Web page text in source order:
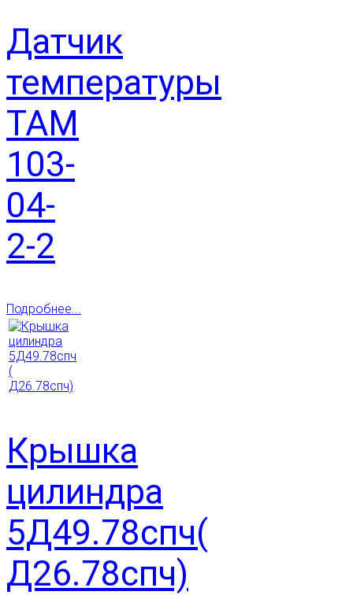
Датчик
температуры
ТАМ
103-
04-
2-2
Подробнее...
Крышка
цилиндра
5Д49.78спч(
Д26.78спч)